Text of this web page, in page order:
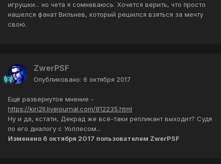
игрушки... но чета я сомневаюсь. Хочется верить, что просто
нашелся фанат Вильнев, который решился взяться за мечту
свою.
ZwerPSF
Опубликовано: 6 октября 2017
Ещё развернутое мнение -
https://kiri2ll.livejournal.com/812235.html
Ну и да, кстати, Декрад же всё-таки репликант выходит? Судя
по его диалогу с Уоллесом...
Изменено 6 октября 2017 пользователем ZwerPSF